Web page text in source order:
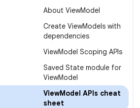
About ViewModel
Create ViewModels with
dependencies
ViewModel Scoping APIs
Saved State module for
ViewModel
ViewModel APIs cheat
sheet